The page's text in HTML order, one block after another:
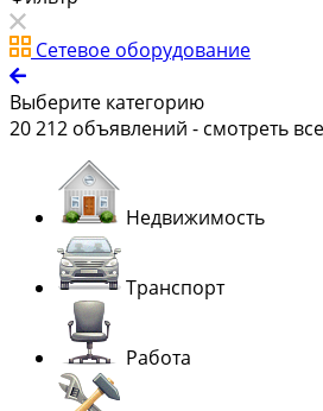
Сетевое оборудование
Выберите категорию
20 212 объявлений - смотреть
Недвижимость
Транспорт
Работа